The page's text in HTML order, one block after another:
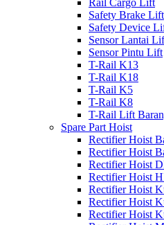
Rail Cargo Lift
Safety Brake Lift
Safety Device
Sensor Lantai
Sensor Pintu Lift
T-Rail K13
T-Rail K18
T-Rail K5
T-Rail K8
T-Rail Lift
Spare Part Hoist
Rectifier Hoist
Rectifier Hoist
Rectifier Hoist
Rectifier Hoist
Rectifier Hoist
Rectifier Hoist
Rectifier Hoist